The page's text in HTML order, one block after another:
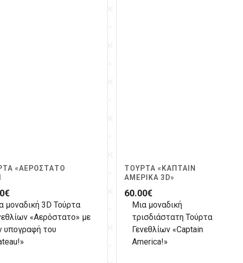
«ΑΕΡΌΣΤΑΤΟ
€
μοναδική 3D Τούρτα
«Αερόστατο» με
υπογραφή του
ΤΟΎΡΤΑ «ΚΆΠΤΑΙΝ
ΑΜΈΡΙΚΑ 3D»
60.00€
Μια μοναδική
τρισδιάστατη Τούρτα
Γενεθλίων «Captain
America!»